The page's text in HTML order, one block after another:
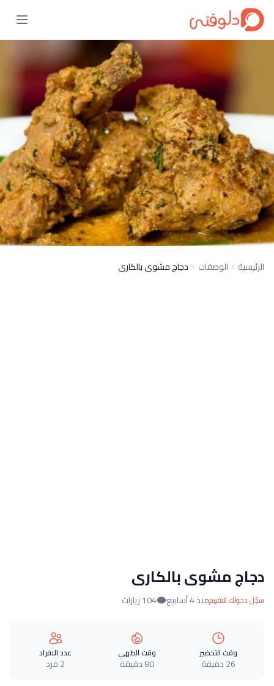
الرئيسية الوصفات دجاج مشوى بالكارى
دجاج مشوى بالكارى
سجّل دخولك للتقييممنذ 4 أسابيع 104 زيارات
وقت التحضير
26 دقيقة
وقت الطهي
80 دقيقة
عدد الافراد
2 فرد